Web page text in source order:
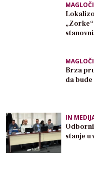
Brza
da
IN
stanje u